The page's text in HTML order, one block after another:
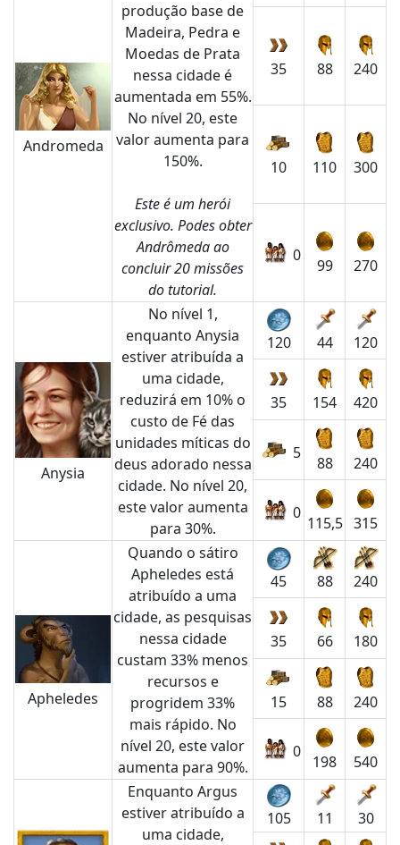
Andromeda
produção base de
Madeira, Pedra e
Moedas de Prata
nessa cidade é
aumentada em 55%.
No nível 20, este
valor aumenta para
150%.
Este é um herói
exclusivo. Podes obter
Andrômeda ao
concluir 20 missões
do tutorial.
35 88 240
10 110 300
0
99 270
Anysia
No nível 1,
enquanto Anysia
estiver atribuída a
uma cidade,
reduzirá em 10% o
custo de Fé das
unidades míticas do
deus adorado nessa
cidade. No nível 20,
este valor aumenta
para 30%.
120 44 120
35 154 420
5
88 240
0
115,5 315
Apheledes
Quando o sátiro
Apheledes está
atribuído a uma
cidade, as pesquisas
nessa cidade
custam 33% menos
recursos e
progridem 33%
mais rápido. No
nível 20, este valor
aumenta para 90%.
45 88 240
35 66 180
15 88 240
0
198 540
Enquanto Argus
estiver atribuído a
uma cidade,
105 11 30